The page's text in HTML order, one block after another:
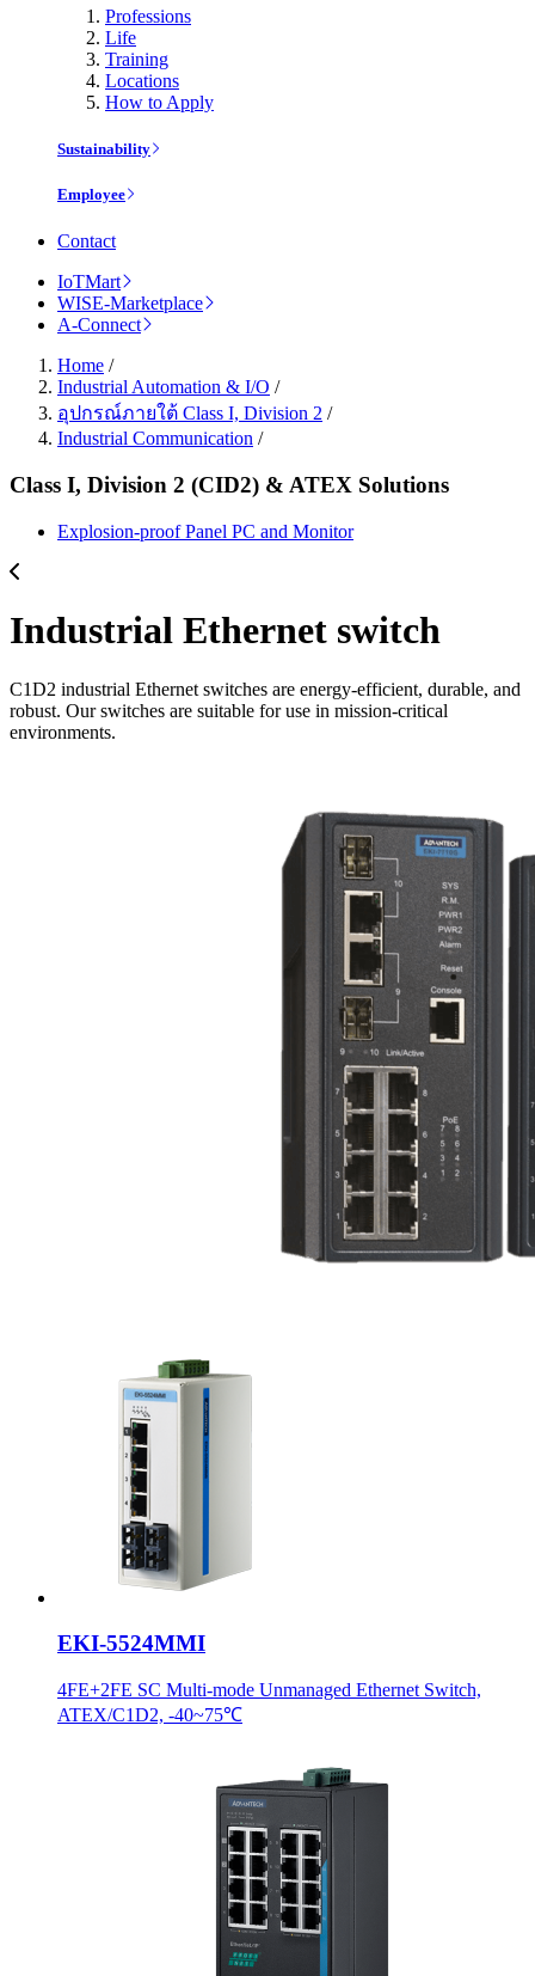
Professions
Life
Training
Locations
How to Apply
Sustainability
Employee
Contact
IoTMart
WISE-Marketplace
A-Connect
Home /
Industrial Automation & I/O /
อุปกรณ์ภายใต้ Class I, Division 2 /
Industrial Communication /
Class I, Division 2 (CID2) & ATEX Solutions
Explosion-proof Panel PC and Monitor
Industrial Ethernet switch
C1D2 industrial Ethernet switches are energy-efficient, durable, and
robust. Our switches are suitable for use in mission-critical
environments.
EKI-5524MMI
4FE+2FE SC Multi-mode Unmanaged Ethernet Switch,
ATEX/C1D2, -40~75℃